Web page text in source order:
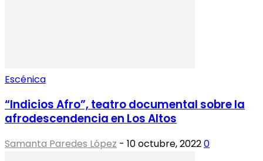
Escénica
“Indicios Afro”, teatro documental sobre la
afrodescendencia en Los Altos
Samanta Paredes López - 10 octubre, 20220